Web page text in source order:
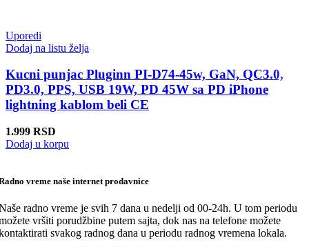
Uporedi
Dodaj na listu želja
Kucni punjac Pluginn PI-D74-45w, GaN, QC3.0,
PD3.0, PPS, USB 19W, PD 45W sa PD iPhone
lightning kablom beli CE
1.999 RSD
Dodaj u korpu
vreme naše internet prodavnice
radno vreme je svih 7 dana u nedelji od 00-24h. U tom periodu
vršiti porudžbine putem sajta, dok nas na telefone možete
svakog radnog dana u periodu radnog vremena lokala.